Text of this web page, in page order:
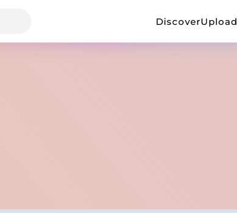
DiscoverUpload